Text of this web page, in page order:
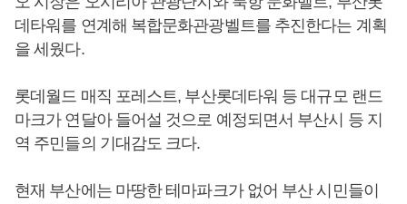
데타워를 연계해 복합문화관광벨트를 추진한다는 계획
을 세웠다.
롯데월드 매직 포레스트, 부산롯데타워 등 대규모 랜드
마크가 연달아 들어설 것으로 예정되면서 부산시 등 지
역 주민들의 기대감도 크다.
현재 부산에는 마땅한 테마파크가 없어 부산 시민들이